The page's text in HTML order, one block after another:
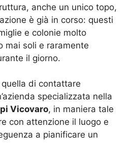
anche un unico topo,
è già in corso: questi
e colonie molto
mai soli e raramente
il giorno.
di contattare
specializzata nella
Vicovaro, in maniera tale
con attenzione il luogo e
a pianificare un